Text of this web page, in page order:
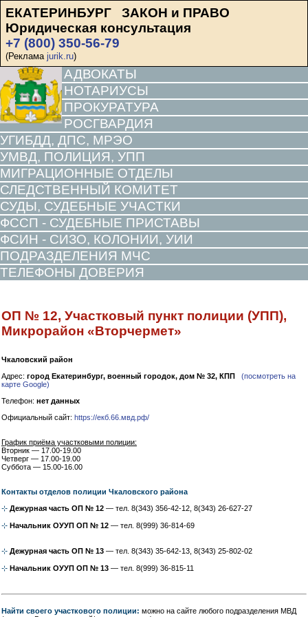
ЕКАТЕРИНБУРГ ЗАКОН и ПРАВО
Юридическая консультация
+7 (800) 350-56-79
(Реклама jurik.ru)
АДВОКАТЫ
НОТАРИУСЫ
ПРОКУРАТУРА
РОСГВАРДИЯ
УГИБДД, ДПС, МРЭО
УМВД, ПОЛИЦИЯ, УПП
МИГРАЦИОННЫЕ ОТДЕЛЫ
СЛЕДСТВЕННЫЙ КОМИТЕТ
СУДЫ, СУДЕБНЫЕ УЧАСТКИ
ФССП - СУДЕБНЫЕ ПРИСТАВЫ
ФСИН - СИЗО, КОЛОНИИ, УИИ
ПОДРАЗДЕЛЕНИЯ МЧС
ТЕЛЕФОНЫ ДОВЕРИЯ
ОП № 12, Участковый пункт полиции (УПП),
Микрорайон «Вторчермет»
Чкаловский район
Адрес: город Екатеринбург, военный городок, дом № 32, КПП
(посмотреть на
карте Google)
Телефон: нет данных
Официальный сайт: https://екб.66.мвд.рф/
График приёма участковыми полиции:
Вторник — 17.00-19.00
Четверг — 17.00-19.00
Суббота — 15.00-16.00
Контакты отделов полиции Чкаловского района
⊹ Дежурная часть ОП № 12 — тел. 8(343) 356-42-12, 8(343) 26-627-27
⊹ Начальник ОУУП ОП № 12 — тел. 8(999) 36-814-69
⊹ Дежурная часть ОП № 13 — тел. 8(343) 35-642-13, 8(343) 25-802-02
⊹ Начальник ОУУП ОП № 13 — тел. 8(999) 36-815-11
Найти своего участкового полиции: можно на сайте любого подразделения МВД